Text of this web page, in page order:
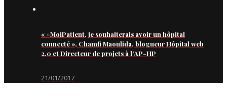
« #MoiPatient, je souhaiterais avoir un hôpital
connecté », Chamfi Maoulida, blogueur Hôpital web
2.0 et Directeur de projets à l’AP-HP
21/01/2017